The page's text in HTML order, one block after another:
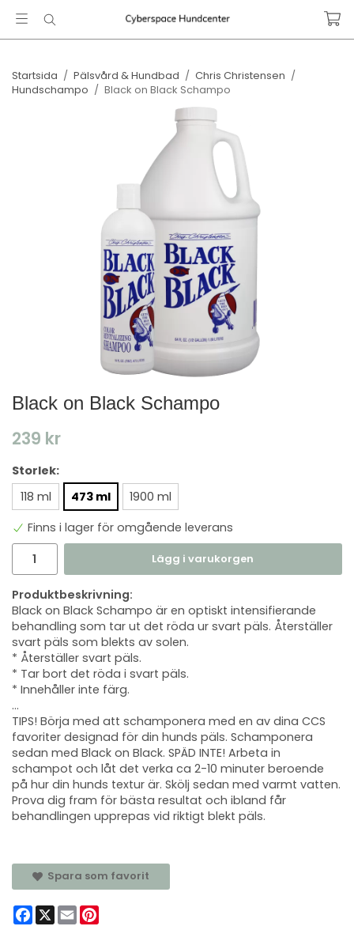
Startsida / Pälsvård & Hundbad / Chris Christensen /
Hundschampo / Black on Black Schampo
Black on Black Schampo
239 kr
Storlek:
118 ml
473 ml
1900 ml
Finns i lager för omgående leverans
Lägg i varukorgen
Produktbeskrivning:
Black on Black Schampo är en optiskt intensifierande
behandling som tar ut det röda ur svart päls. Återställer
svart päls som blekts av solen.
* Återställer svart päls.
* Tar bort det röda i svart päls.
* Innehåller inte färg.
...
TIPS! Börja med att schamponera med en av dina CCS
favoriter designad för din hunds päls. Schamponera
sedan med Black on Black. SPÄD INTE! Arbeta in
schampot och låt det verka ca 2-10 minuter beroende
på hur din hunds textur är. Skölj sedan med varmt vatten.
Prova dig fram för bästa resultat och ibland får
behandlingen upprepas vid riktigt blekt päls.
Spara som favorit
Facebook
X Email